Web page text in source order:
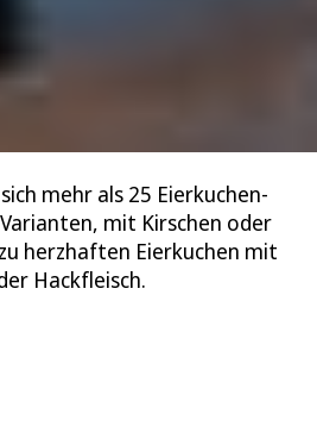
mehr als 25 Eierkuchen-
mit Kirschen oder
herzhaften Eierkuchen mit
Hackfleisch.